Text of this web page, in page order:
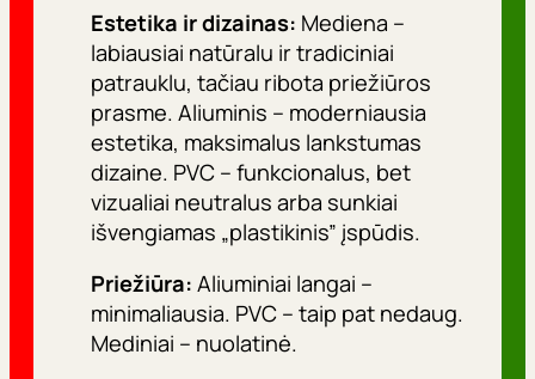
Estetika ir dizainas: Mediena –
labiausiai natūralu ir tradiciniai
patrauklu, tačiau ribota priežiūros
prasme. Aliuminis – moderniausia
estetika, maksimalus lankstumas
dizaine. PVC – funkcionalus, bet
vizualiai neutralus arba sunkiai
išvengiamas „plastikinis” įspūdis.
Priežiūra: Aliuminiai langai –
minimaliausia. PVC – taip pat nedaug.
Mediniai – nuolatinė.